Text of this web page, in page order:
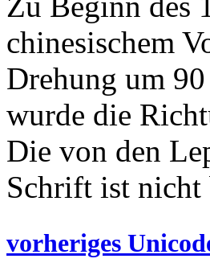
chinesischem
Drehung um
wurde die
Die von den
Schrift ist nicht
vorheriges